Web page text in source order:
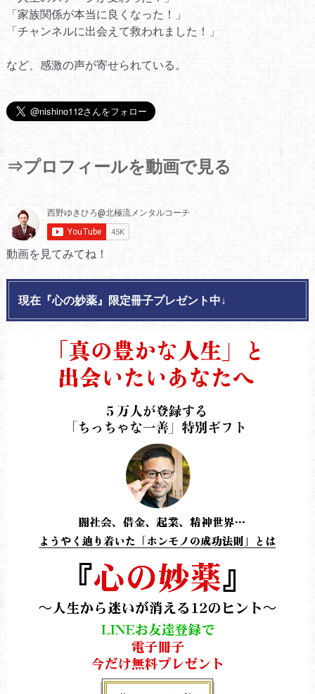
「家族関係が本当に良くなった！」
「チャンネルに出会えて救われました！」
など、感激の声が寄せられている。
⇒プロフィールを動画で見る
動画を見てみてね！
現在『心の妙薬』限定冊子プレゼント中↓